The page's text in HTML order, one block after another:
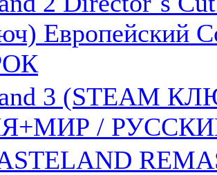
Европейский
3 (STEAM
/